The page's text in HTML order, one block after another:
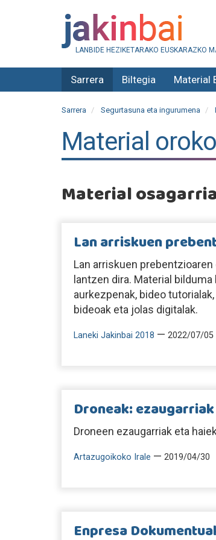
LANBIDE HEZIKETARAKO EUSKARAZKO
Sarrera Biltegia Material
Sarrera Segurtasuna eta ingurumena
Material
Material osagarria
Lan arriskuen
Lan arriskuen
lantzen dira. Material
aurkezpenak, bideo
bideoak eta jolas digitalak.
Laneki Jakinbai 2018 — 2022/07/05
Droneak:
Droneen ezaugarriak eta
Artazugoikoko Irale — 2019/04/30
Enpresa